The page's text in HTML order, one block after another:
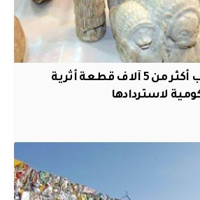
بعد 2003.. تهريب أكثر من 5 آلاف قطعة أثرية
لاستردادها